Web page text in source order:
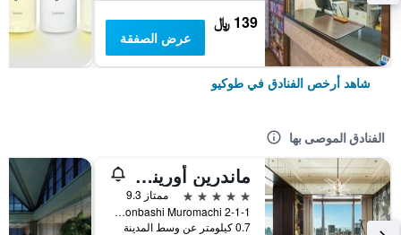
139 ﷼
عرض الصفقة
شاهد أرخص الفنادق في طوكيو
الفنادق الموصى بها
ماندرين أورينتال، طوكيو
5 نجوم
ممتاز 9.3
2-1-1 Nihonbashi Muromachi, طوكيو, اليابان
0.7 كيلومتر عن وسط المدينة